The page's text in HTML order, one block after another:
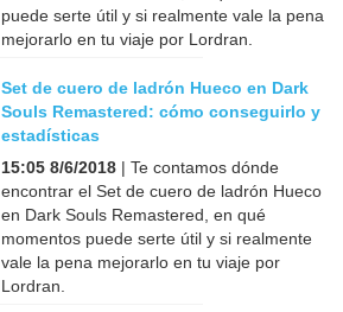
puede serte útil y si realmente vale la pena
mejorarlo en tu viaje por Lordran.
Set de cuero de ladrón Hueco en Dark
Souls Remastered: cómo conseguirlo y
estadísticas
15:05 8/6/2018 | Te contamos dónde
encontrar el Set de cuero de ladrón Hueco
en Dark Souls Remastered, en qué
momentos puede serte útil y si realmente
vale la pena mejorarlo en tu viaje por
Lordran.